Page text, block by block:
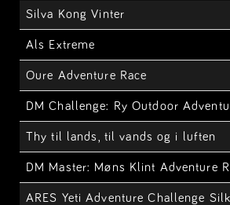
Silva Kong Vinter
Als Extreme
Oure Adventure Race
DM Challenge: Ry Outdoor
Thy til lands, til vands og i luften
DM Master: Møns Klint Adventure
ARES Yeti Adventure Challenge